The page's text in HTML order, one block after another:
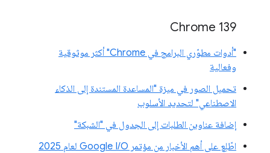
‫Chrome 139
"أدوات مطوّري البرامج في Chrome" أكثر موثوقية
وفعالية
تحميل الصور في ميزة "المساعدة المستندة إلى الذكاء
الاصطناعي" لتحديد الأسلوب
إضافة عناوين الطلبات إلى الجدول في "الشبكة"
اطّلِع على أهم الأخبار من مؤتمر Google I/O لعام 2025